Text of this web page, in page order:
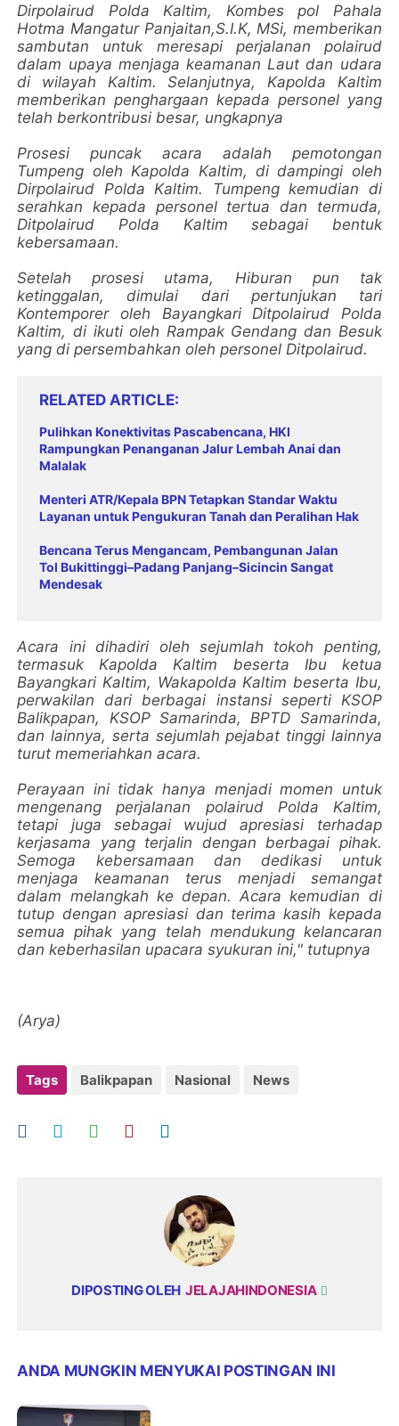
Dirpolairud Polda Kaltim, Kombes pol Pahala
Hotma Mangatur Panjaitan,S.I.K, MSi, memberikan
sambutan untuk meresapi perjalanan polairud
dalam upaya menjaga keamanan Laut dan udara
di wilayah Kaltim. Selanjutnya, Kapolda Kaltim
memberikan penghargaan kepada personel yang
telah berkontribusi besar, ungkapnya
Prosesi puncak acara adalah pemotongan
Tumpeng oleh Kapolda Kaltim, di dampingi oleh
Dirpolairud Polda Kaltim. Tumpeng kemudian di
serahkan kepada personel tertua dan termuda,
Ditpolairud Polda Kaltim sebagai bentuk
kebersamaan.
Setelah prosesi utama, Hiburan pun tak
ketinggalan, dimulai dari pertunjukan tari
Kontemporer oleh Bayangkari Ditpolairud Polda
Kaltim, di ikuti oleh Rampak Gendang dan Besuk
yang di persembahkan oleh personel Ditpolairud.
RELATED ARTICLE
Pulihkan Konektivitas Pascabencana, HKI
Rampungkan Penanganan Jalur Lembah Anai dan
Malalak
Menteri ATR/Kepala BPN Tetapkan Standar Waktu
Layanan untuk Pengukuran Tanah dan Peralihan Hak
Bencana Terus Mengancam, Pembangunan Jalan
Tol Bukittinggi–Padang Panjang–Sicincin Sangat
Mendesak
Acara ini dihadiri oleh sejumlah tokoh penting,
termasuk Kapolda Kaltim beserta Ibu ketua
Bayangkari Kaltim, Wakapolda Kaltim beserta Ibu,
perwakilan dari berbagai instansi seperti KSOP
Balikpapan, KSOP Samarinda, BPTD Samarinda,
dan lainnya, serta sejumlah pejabat tinggi lainnya
turut memeriahkan acara.
Perayaan ini tidak hanya menjadi momen untuk
mengenang perjalanan polairud Polda Kaltim,
tetapi juga sebagai wujud apresiasi terhadap
kerjasama yang terjalin dengan berbagai pihak.
Semoga kebersamaan dan dedikasi untuk
menjaga keamanan terus menjadi semangat
dalam melangkah ke depan. Acara kemudian di
tutup dengan apresiasi dan terima kasih kepada
semua pihak yang telah mendukung kelancaran
dan keberhasilan upacara syukuran ini," tutupnya
(Arya)
Tags Balikpapan Nasional News
DIPOSTING OLEH JELAJAHINDONESIA
ANDA MUNGKIN MENYUKAI POSTINGAN INI